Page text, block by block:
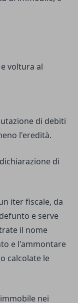
voltura al
di debiti
l'eredità.
di
iter fiscale, da
e serve
il nome
e l'ammontare
calcolate le
nei